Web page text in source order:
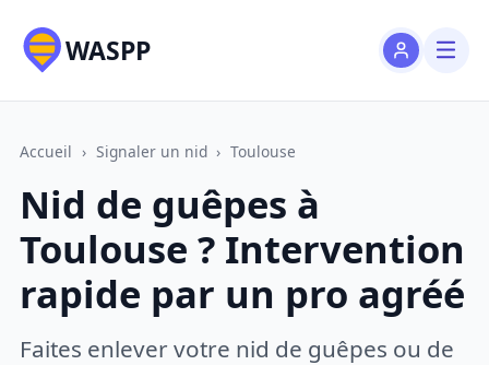
WASPP
Accueil › Signaler un nid › Toulouse
Nid de guêpes à
Toulouse ? Intervention
rapide par un pro agréé
Faites enlever votre nid de guêpes ou de